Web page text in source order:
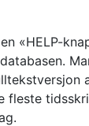
«HELP-
fleste